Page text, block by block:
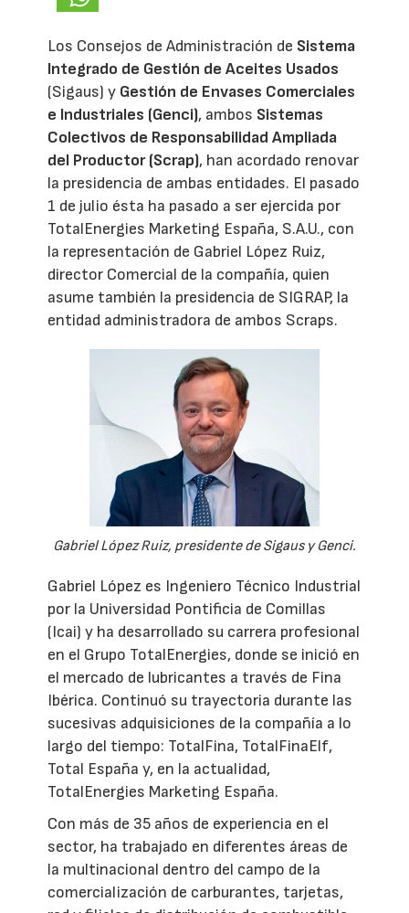
Los Consejos de Administración de Sistema
Integrado de Gestión de Aceites Usados
(Sigaus) y Gestión de Envases Comerciales
e Industriales (Genci), ambos Sistemas
Colectivos de Responsabilidad Ampliada
del Productor (Scrap), han acordado renovar
la presidencia de ambas entidades. El pasado
1 de julio ésta ha pasado a ser ejercida por
TotalEnergies Marketing España, S.A.U., con
la representación de Gabriel López Ruiz,
director Comercial de la compañía, quien
asume también la presidencia de SIGRAP, la
entidad administradora de ambos Scraps.
Gabriel López Ruiz, presidente de Sigaus y Genci.
Gabriel López es Ingeniero Técnico Industrial
por la Universidad Pontificia de Comillas
(Icai) y ha desarrollado su carrera profesional
en el Grupo TotalEnergies, donde se inició en
el mercado de lubricantes a través de Fina
Ibérica. Continuó su trayectoria durante las
sucesivas adquisiciones de la compañía a lo
largo del tiempo: TotalFina, TotalFinaElf,
Total España y, en la actualidad,
TotalEnergies Marketing España.
Con más de 35 años de experiencia en el
sector, ha trabajado en diferentes áreas de
la multinacional dentro del campo de la
comercialización de carburantes, tarjetas,